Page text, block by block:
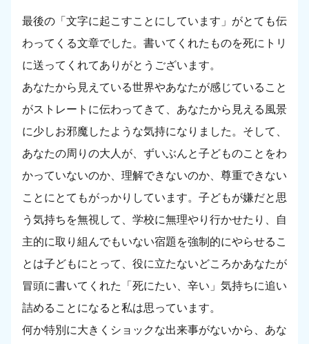
最後の「文字に起こすことにしています」がとても伝
わってくる文章でした。書いてくれたものを死にトリ
に送ってくれてありがとうございます。
あなたから見えている世界やあなたが感じていること
がストレートに伝わってきて、あなたから見える風景
に少しお邪魔したような気持になりました。そして、
あなたの周りの大人が、ずいぶんと子どものことをわ
かっていないのか、理解できないのか、尊重できない
ことにとてもがっかりしています。子どもが嫌だと思
う気持ちを無視して、学校に無理やり行かせたり、自
主的に取り組んでもいない宿題を強制的にやらせるこ
とは子どもにとって、役に立たないどころかあなたが
冒頭に書いてくれた「死にたい、辛い」気持ちに追い
詰めることになると私は思っています。
何か特別に大きくショックな出来事がないから、あな